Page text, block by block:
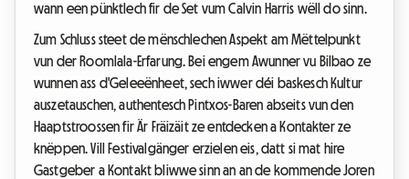
wann een pünktlech fir de Set vum Calvin Harris wëll do sinn.
Zum Schluss steet de mënschlechen Aspekt am Mëttelpunkt
vun der Roomlala-Erfarung. Bei engem Awunner vu Bilbao ze
wunnen ass d'Geleeënheet, sech iwwer déi baskesch Kultur
auszetauschen, authentesch Pintxos-Baren abseits vun den
Haaptstroossen fir Är Fräizäit ze entdecken a Kontakter ze
knëppen. Vill Festivalgänger erzielen eis, datt si mat hire
Gastgeber a Kontakt bliwwe sinn an an de kommende Joren